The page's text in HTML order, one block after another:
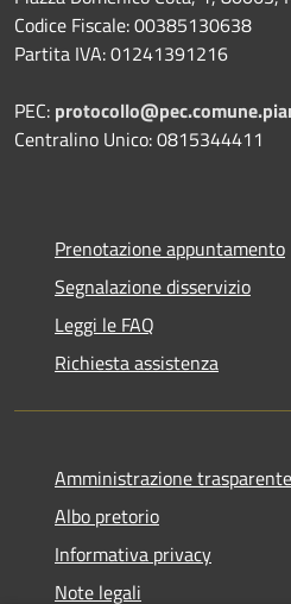
Codice Fiscale: 00385130638
Partita IVA: 01241391216
PEC:
Centralino Unico: 0815344411
Prenotazione appuntamento
Segnalazione disservizio
Leggi le FAQ
Richiesta assistenza
Amministrazione trasparente
Albo pretorio
Informativa privacy
Note legali